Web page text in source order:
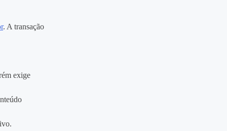
. A transação
exige